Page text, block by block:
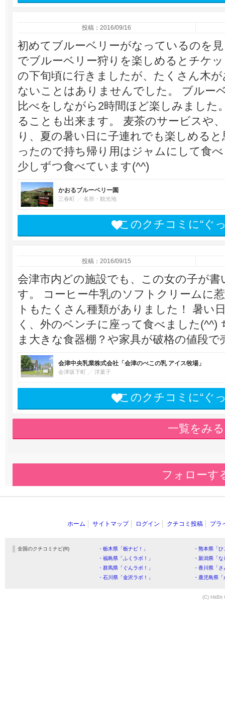
投稿：2016/09/16
初めてブルーベリーがなっているのを
でブルーベリー狩りを楽しめるとチケ
の下旬頃に行きましたが、たくさん木
ないことはありませんでした。 ブルー
比べをしながら2時間ほど楽しみました
ることも出来ます。 麦茶のサービスや
り、夏の暑い日に子連れでも楽しめる
ったので持ち帰り用はジャムにして食
少しずつ食べています(^^)
かおるブルーベリー園
三春町 名所・観光地
このクチコミに“ぐ
投稿：2016/09/15
会津市内どの施設でも、この女の子が
す。 コーヒー牛乳のソフトクリームに
トもたくさん種類がありました！ 暑い
く、外のベンチに座って食べました(^^)
ま大きな食器棚？や家具が破格の値段
会津中央乳業株式会社「会津のべこの乳 アイス牧場」
会津坂下町 洋菓子
このクチコミに“ぐ
一覧をみる
フォローす
ホーム サイトマップ ログイン クチコミ投稿 プラ
全国のクチコミナビ(R) ・栃木県「栃ナビ！」
・熊本県「
・福島県「ふくラボ！」
・新潟県「
・群馬県「ぐんラボ！」
・香川県「
・石川県「金沢ラボ！」
・鹿児島県
(C) HitBit